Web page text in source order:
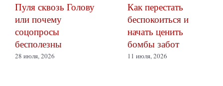
Пуля сквозь Голову
или почему
соцопросы
бесполезны
28 июля, 2026
Как перестать
беспокоиться и
начать ценить
бомбы забот
11 июля, 2026